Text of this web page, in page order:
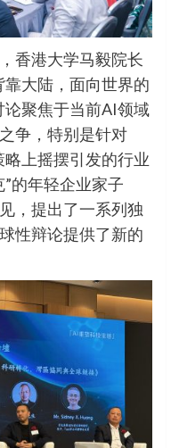
香港大学马毅院长
大陆，面向世界的
论聚焦于当前AI领域
争，特别是针对
上摇摆引发的行业
的年轻企业家子
，提出了一系列独
性辩论提供了新的